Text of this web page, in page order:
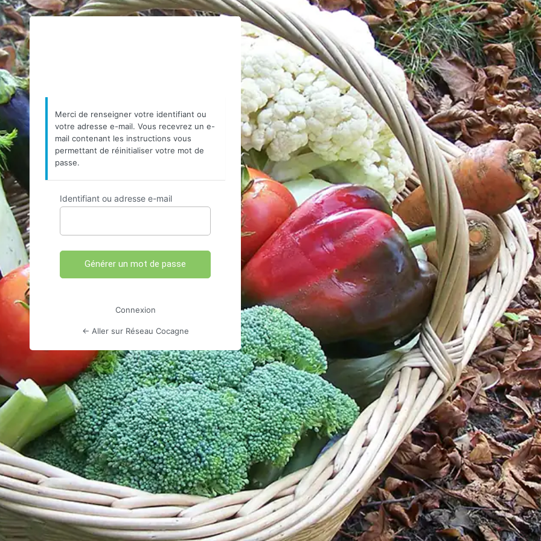
https://www.reseaucocagne.org
Merci de renseigner votre identifiant ou
votre adresse e-mail. Vous recevrez un e-
mail contenant les instructions vous
permettant de réinitialiser votre mot de
passe.
Identifiant ou adresse e-mail
Connexion
← Aller sur Réseau Cocagne